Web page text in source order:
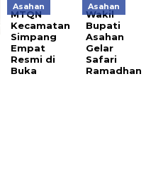
Asahan
MTQN
Kecamatan
Simpang
Empat
Resmi di
Buka
Asahan
Wakil
Bupati
Asahan
Gelar
Safari
Ramadhan